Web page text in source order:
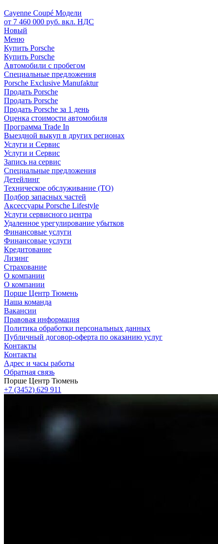
Cayenne Coupé Модели
от 7 460 000 руб. вкл. НДС
Новый
Меню
Купить Porsche
Купить Porsche
Автомобили с пробегом
Специальные предложения
Porsche Exclusive Manufaktur
Продать Porsche
Продать Porsche
Продать Porsche за 1 день
Оценка стоимости автомобиля
Программа Trade In
Выездной выкуп в других регионах
Услуги и Сервис
Услуги и Сервис
Запись на сервис
Специальные предложения
Детейлинг
Техническое обслуживание (ТО)
Подбор запасных частей
Аксессуары Porsche Lifestyle
Услуги сервисного центра
Удаленное урегулирование убытков
Финансовые услуги
Финансовые услуги
Кредитование
Лизинг
Страхование
О компании
О компании
Порше Центр Тюмень
Наша команда
Вакансии
Правовая информация
Политика обработки персональных данных
Публичный договор-оферта по оказанию услуг
Контакты
Контакты
Адрес и часы работы
Обратная связь
Порше Центр Тюмень
+7 (3452) 629 911